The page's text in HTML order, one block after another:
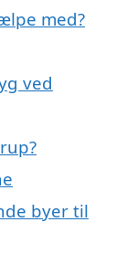
med?
ved
byer til